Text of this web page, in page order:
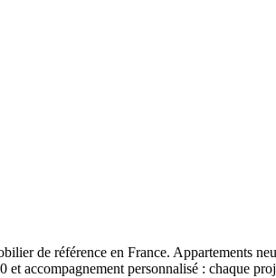
de référence en France. Appartements
accompagnement personnalisé : chaque